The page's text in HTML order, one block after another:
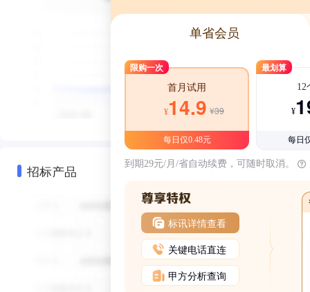
招标产品
单省会员
限购一次
首月试用
¥14.9 ¥39
每日仅0.48元
最划算
12
¥
每日
到期29元/月/省自动续费，可随时取消。
标讯详情查看
关键电话直连
甲方分析查询